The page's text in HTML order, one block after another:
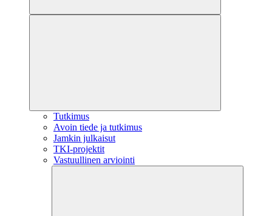
Tutkimus
Avoin tiede ja tutkimus
Jamkin julkaisut
TKI-projektit
Vastuullinen arviointi